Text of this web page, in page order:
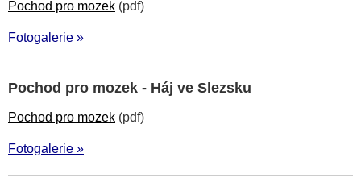
Pochod pro mozek (pdf)
Fotogalerie »
Pochod pro mozek - Háj ve Slezsku
Pochod pro mozek (pdf)
Fotogalerie »